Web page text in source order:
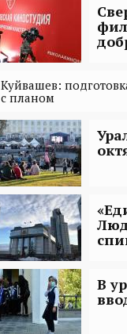
Куйвашев:
с планом
В